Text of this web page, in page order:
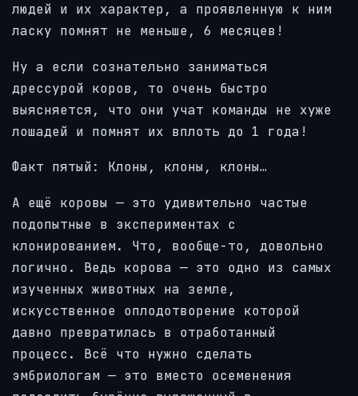
людей и их характер, а проявленную к ним
ласку помнят не меньше, 6 месяцев!
Ну а если сознательно заниматься
дрессурой коров, то очень быстро
выясняется, что они учат команды не хуже
лошадей и помнят их вплоть до 1 года!
Факт пятый: Клоны, клоны, клоны…
А ещё коровы — это удивительно частые
подопытные в экспериментах с
клонированием. Что, вообще-то, довольно
логично. Ведь корова — это одно из самых
изученных животных на земле,
искусственное оплодотворение которой
давно превратилась в отработанный
процесс. Всё что нужно сделать
эмбриологам — это вместо осеменения